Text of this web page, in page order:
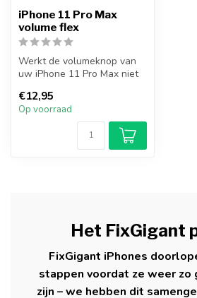
iPhone 11 Pro Max
volume flex
Werkt de volumeknop van
uw iPhone 11 Pro Max niet
11 Pro...
€12,95
Op voorraad
Het FixGigant
FixGigant iPhones
stappen voordat ze weer zo
zijn – we hebben dit